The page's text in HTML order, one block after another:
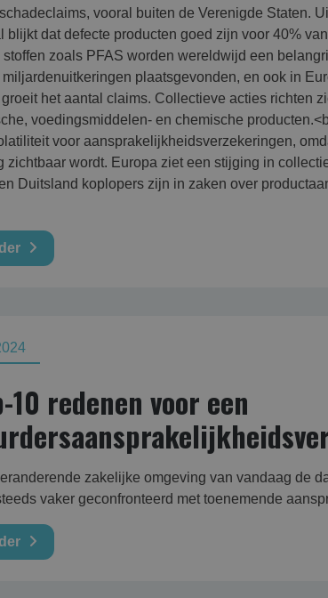
vooral buiten de Verenigde Staten.
blijkt dat defecte producten goed zijn voor 40%
zoals PFAS worden wereldwijd een
plaatsgevonden, en ook in
het aantal claims. Collectieve acties richten
voedingsmiddelen- en chemische
voor aansprakelijkheidsverzekeringen,
zichtbaar wordt. Europa ziet een stijging in
Duitsland koplopers zijn in zaken over
10 redenen voor een
zakelijke omgeving van vandaag de
vaker geconfronteerd met toenemende